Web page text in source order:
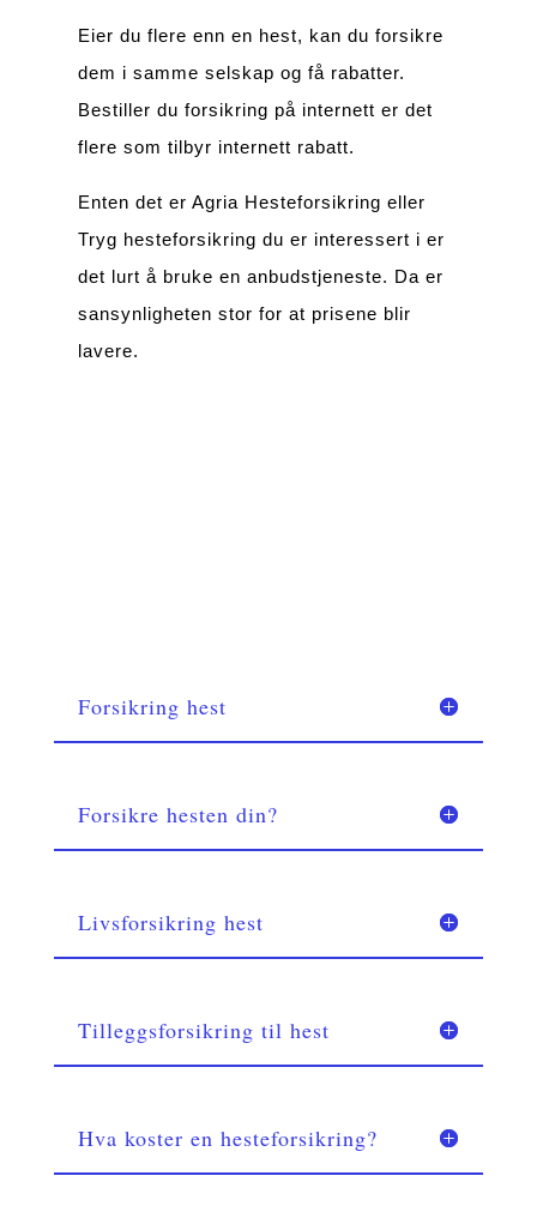
Eier du flere enn en hest, kan du forsikre
dem i samme selskap og få rabatter.
Bestiller du forsikring på internett er det
flere som tilbyr internett rabatt.
Enten det er Agria Hesteforsikring eller
Tryg hesteforsikring du er interessert i er
det lurt å bruke en anbudstjeneste. Da er
sansynligheten stor for at prisene blir
lavere.
Forsikring hest
Forsikre hesten din?
Livsforsikring hest
Tilleggsforsikring til hest
Hva koster en hesteforsikring?